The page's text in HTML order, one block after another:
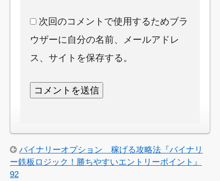
次回のコメントで使用するためブラ
ウザーに自分の名前、メールアドレ
ス、サイトを保存する。
バイナリーオプション 稼げる攻略法『バイナリ
ー鉄板ロジック！勝ちやすいエントリーポイント』
92